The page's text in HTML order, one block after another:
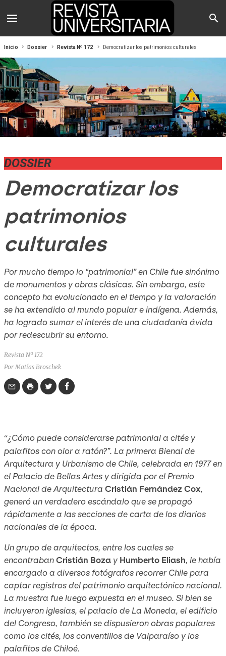
Inicio Dossier Revista Nº 172 Democratizar los patrimonios culturales
Revista Nº 172
Por Matías Broschek
DOSSIER
Democratizar los
patrimonios
culturales
Por mucho tiempo lo “patrimonial” en Chile fue sinónimo
de monumentos y obras clásicas. Sin embargo, este
concepto ha evolucionado en el tiempo y la valoración
se ha extendido al mundo popular e indígena. Además,
ha logrado sumar el interés de una ciudadanía ávida
por redescubrir su entorno.
“¿Cómo puede considerarse patrimonial a cités y
palafitos con olor a ratón?”. La primera Bienal de
Arquitectura y Urbanismo de Chile, celebrada en 1977 en
el Palacio de Bellas Artes y dirigida por el Premio
Nacional de Arquitectura Cristián Fernández Cox,
generó un verdadero escándalo que se propagó
rápidamente a las secciones de carta de los diarios
nacionales de la época.
Un grupo de arquitectos, entre los cuales se
encontrabanCristián Boza y Humberto Eliash, le había
encargado a diversos fotógrafos recorrer Chile para
captar registros del patrimonio arquitectónico nacional.
La muestra fue luego expuesta en el museo. Si bien se
incluyeron iglesias, el palacio de La Moneda, el edificio
del Congreso, también se dispusieron obras populares
como los cités, los conventillos de Valparaíso y los
palafitos de Chiloé.